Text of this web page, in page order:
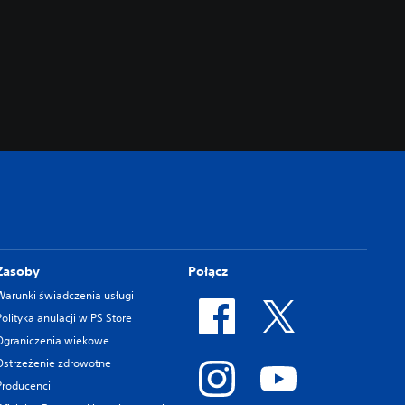
świadczenia usługi
anulacji w PS Store
wiekowe
zdrowotne
Połącz